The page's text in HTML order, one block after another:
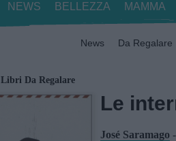
NEWS BELLEZZA MAMMA
News Da Regalare
Libri Da Regalare
Le
José Saramago -